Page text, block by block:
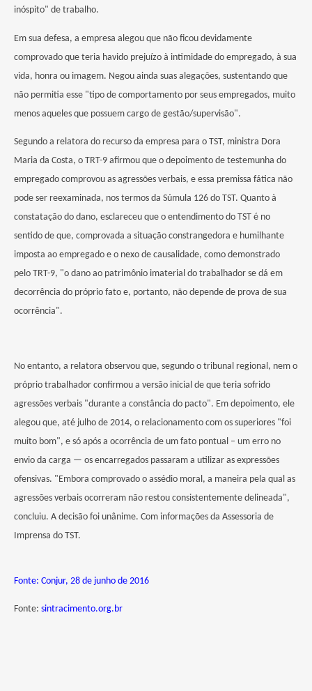
inóspito" de trabalho.
Em sua defesa, a empresa alegou que não ficou devidamente
comprovado que teria havido prejuízo à intimidade do empregado, à sua
vida, honra ou imagem. Negou ainda suas alegações, sustentando que
não permitia esse "tipo de comportamento por seus empregados, muito
menos aqueles que possuem cargo de gestão/supervisão".
Segundo a relatora do recurso da empresa para o TST, ministra Dora
Maria da Costa, o TRT-9 afirmou que o depoimento de testemunha do
empregado comprovou as agressões verbais, e essa premissa fática não
pode ser reexaminada, nos termos da Súmula 126 do TST. Quanto à
constatação do dano, esclareceu que o entendimento do TST é no
sentido de que, comprovada a situação constrangedora e humilhante
imposta ao empregado e o nexo de causalidade, como demonstrado
pelo TRT-9, "o dano ao patrimônio imaterial do trabalhador se dá em
decorrência do próprio fato e, portanto, não depende de prova de sua
ocorrência".
No entanto, a relatora observou que, segundo o tribunal regional, nem o
próprio trabalhador confirmou a versão inicial de que teria sofrido
agressões verbais "durante a constância do pacto". Em depoimento, ele
alegou que, até julho de 2014, o relacionamento com os superiores "foi
muito bom", e só após a ocorrência de um fato pontual – um erro no
envio da carga — os encarregados passaram a utilizar as expressões
ofensivas. "Embora comprovado o assédio moral, a maneira pela qual as
agressões verbais ocorreram não restou consistentemente delineada",
concluiu. A decisão foi unânime. Com informações da Assessoria de
Imprensa do TST.
Fonte: Conjur, 28 de junho de 2016
Fonte: sintracimento.org.br